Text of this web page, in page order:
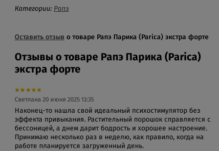
Категории: Рапэ
Оставить отзыв о товаре Рапэ Парика (Parica) экстра форте
Отзывы о товаре Рапэ Парика (Parica)
экстра форте
Светлана 20 июня 2025 13:35
Наконец-то нашла свой идеальный психостимулятор без
эффекта привыкания. Растительный порошок справляется с
бессоницей, а днем дарит бодрость и хорошее настроение.
Принимаю несколько раз в неделю, как правило, когда на
работе планируется загруженный день.